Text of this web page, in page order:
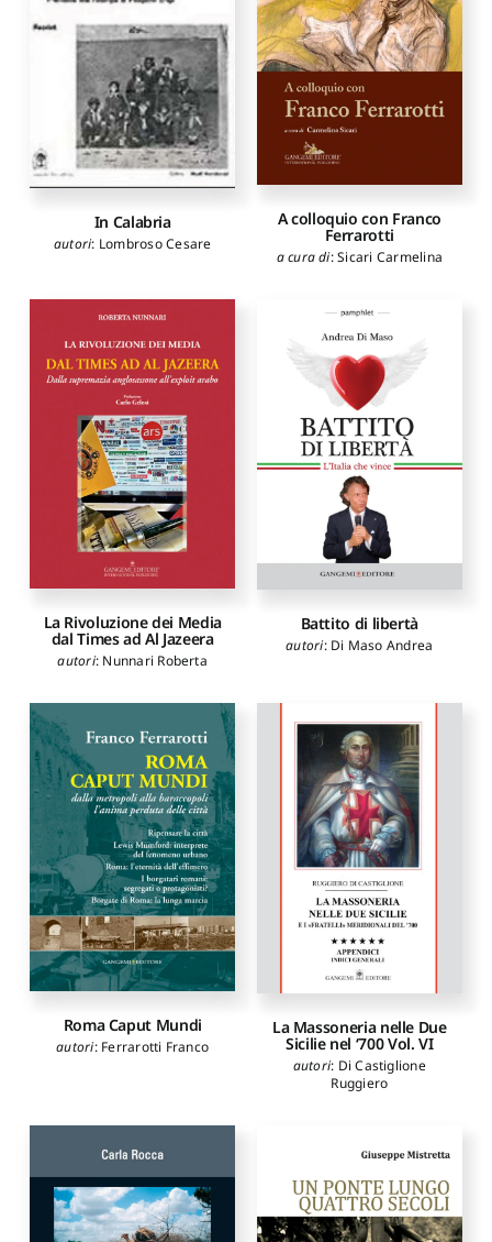
In Calabria
autori: Lombroso Cesare
A colloquio con Franco
Ferrarotti
a cura di:Sicari Carmelina
La Rivoluzione dei Media
dal Times ad Al Jazeera
autori: Nunnari Roberta
Battito di libertà
autori: Di Maso Andrea
Roma Caput Mundi
autori: Ferrarotti Franco
La Massoneria nelle Due
Sicilie nel ‘700 Vol. VI
autori: Di Castiglione
Ruggiero